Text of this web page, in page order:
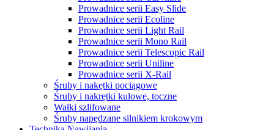
Prowadnice serii Easy Slide
Prowadnice serii Ecoline
Prowadnice serii Light Rail
Prowadnice serii Mono Rail
Prowadnice serii Telescopic Rail
Prowadnice serii Uniline
Prowadnice serii X-Rail
Śruby i nakętki pociągowe
Śruby i nakrętki kulowe, toczne
Wałki szlifowane
Śruby napędzane silnikiem krokowym